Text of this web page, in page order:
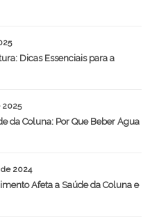
Dicas Essenciais para a
2025
da Coluna: Por Que Beber Água
2024
Afeta a Saúde da Coluna e